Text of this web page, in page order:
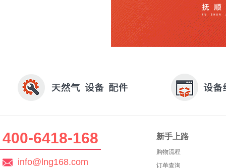
400-6418-168
info@lng168.com
新手上路
购物流程
订单查询